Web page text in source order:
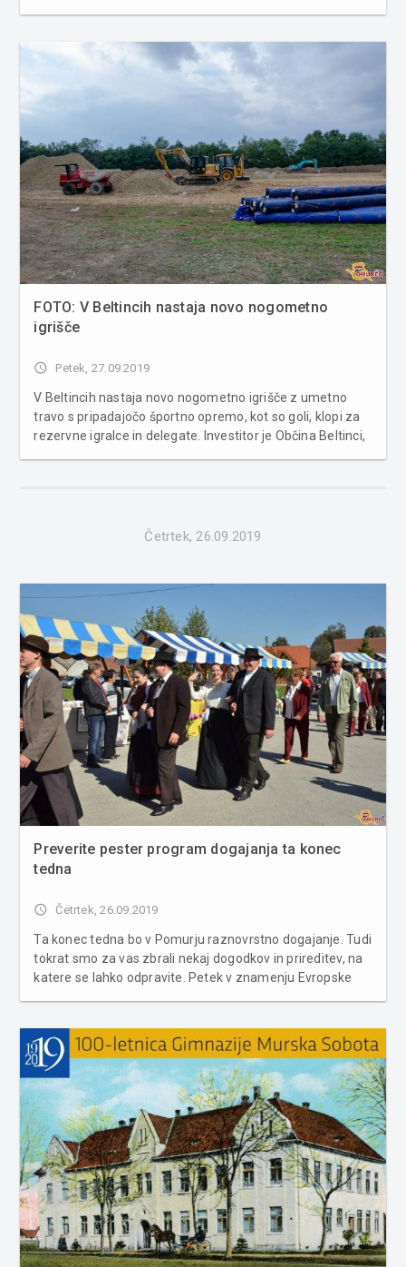
FOTO: V Beltincih nastaja novo nogometno
igrišče
access_time Petek, 27.09.2019
V Beltincih nastaja novo nogometno igrišče z umetno
travo s pripadajočo športno opremo, kot so goli, klopi za
rezervne igralce in delegate. Investitor je Občina Beltinci,
Četrtek, 26.09.2019
Preverite pester program dogajanja ta konec
tedna
access_time Četrtek, 26.09.2019
Ta konec tedna bo v Pomurju raznovrstno dogajanje. Tudi
tokrat smo za vas zbrali nekaj dogodkov in prireditev, na
katere se lahko odpravite. Petek v znamenju Evropske
Murski Soboti in v ...